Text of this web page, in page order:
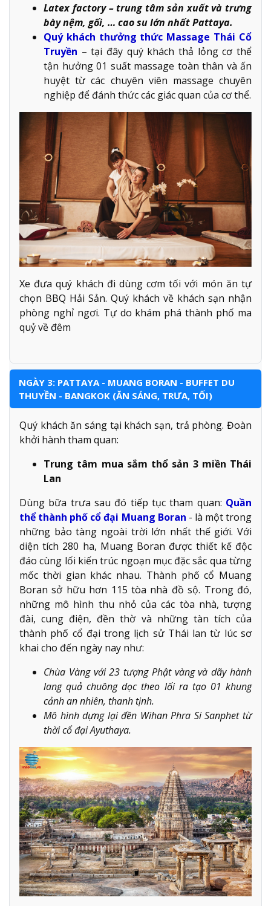
Latex factory – trung tâm sản xuất và trưng
bày nệm, gối, … cao su lớn nhất Pattaya.
Quý khách thưởng thức Massage Thái Cổ
Truyền – tại đây quý khách thả lỏng cơ thể
tận hưởng 01 suất massage toàn thân và ấn
huyệt từ các chuyên viên massage chuyên
nghiệp để đánh thức các giác quan của cơ thể.
Xe đưa quý khách đi dùng cơm tối với món ăn tự
chọn BBQ Hải Sản. Quý khách về khách sạn nhận
phòng nghỉ ngơi. Tự do khám phá thành phố ma
quỷ về đêm
NGÀY 3: PATTAYA - MUANG BORAN - BUFFET DU
THUYỀN - BANGKOK (ĂN SÁNG, TRƯA, TỐI)
Quý khách ăn sáng tại khách sạn, trả phòng. Đoàn
khởi hành tham quan:
Trung tâm mua sắm thổ sản 3 miền Thái
Lan
Dùng bữa trưa sau đó tiếp tục tham quan: Quần
thể thành phố cổ đại Muang Boran - là một trong
những bảo tàng ngoài trời lớn nhất thế giới. Với
diện tích 280 ha, Muang Boran được thiết kế độc
đáo cùng lối kiến trúc ngoạn mục đặc sắc qua từng
mốc thời gian khác nhau. Thành phố cổ Muang
Boran sở hữu hơn 115 tòa nhà đồ sộ. Trong đó,
những mô hình thu nhỏ của các tòa nhà, tượng
đài, cung điện, đền thờ và những tàn tích của
thành phố cổ đại trong lịch sử Thái lan từ lúc sơ
khai cho đến ngày nay như:
Chùa Vàng với 23 tượng Phật vàng và dãy hành
lang quả chuông dọc theo lối ra tạo 01 khung
cảnh an nhiên, thanh tịnh.
Mô hình dựng lại đền Wihan Phra Si Sanphet từ
thời cổ đại Ayuthaya.